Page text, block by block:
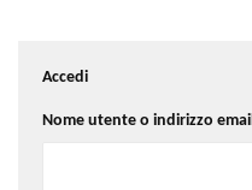
Accedi
Nome utente o indirizzo email